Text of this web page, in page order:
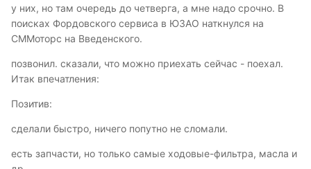
у них, но там очередь до четверга, а мне надо срочно. В
поисках Фордовского сервиса в ЮЗАО наткнулся на
СММоторс на Введенского.
позвонил. сказали, что можно приехать сейчас - поехал.
Итак впечатления:
Позитив:
сделали быстро, ничего попутно не сломали.
есть запчасти, но только самые ходовые-фильтра, масла и